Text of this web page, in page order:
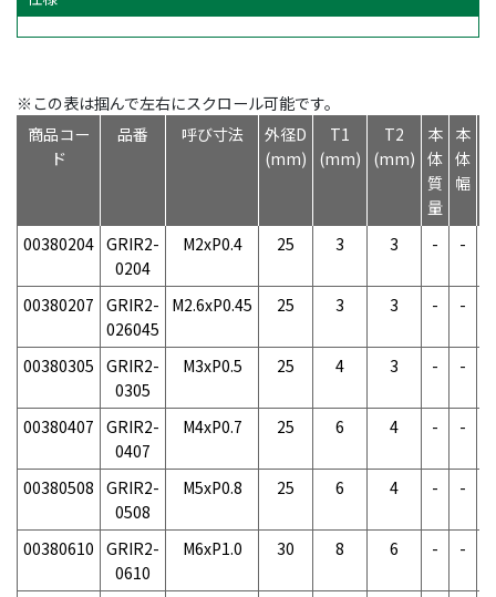
※この表は掴んで左右にスクロール可能です。
商品コー
ド
品番 呼び寸法
外径D
(mm)
T1
(mm)
T2
(mm)
本
体
質
量
本
体
幅
00380204 GRIR2-
0204
M2xP0.4 25 3 3 - -
00380207 GRIR2-
026045
M2.6xP0.45 25 3 3 - -
00380305 GRIR2-
0305
M3xP0.5 25 4 3 - -
00380407 GRIR2-
0407
M4xP0.7 25 6 4 - -
00380508 GRIR2-
0508
M5xP0.8 25 6 4 - -
00380610 GRIR2-
0610
M6xP1.0 30 8 6 - -